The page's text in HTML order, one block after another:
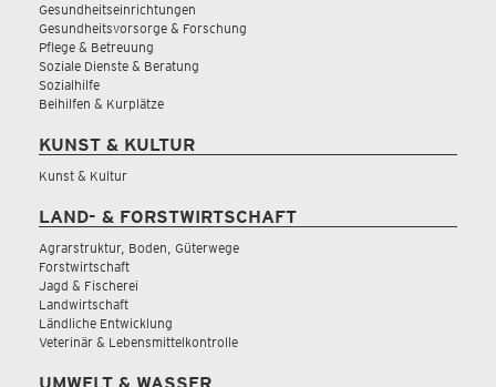
Gesundheitseinrichtungen
Gesundheitsvorsorge & Forschung
Pflege & Betreuung
Soziale Dienste & Beratung
Sozialhilfe
Beihilfen & Kurplätze
KUNST & KULTUR
Kunst & Kultur
LAND- & FORSTWIRTSCHAFT
Agrarstruktur, Boden, Güterwege
Forstwirtschaft
Jagd & Fischerei
Landwirtschaft
Ländliche Entwicklung
Veterinär & Lebensmittelkontrolle